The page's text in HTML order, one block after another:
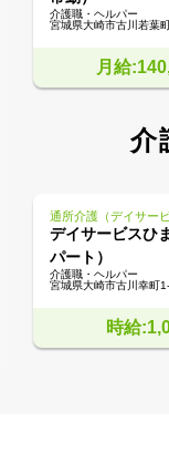
介護職・ヘルパー
宮城県大崎市古川若葉
月給
介
通所介護（デイサービ
デイサービスひ
パート）
介護職・ヘルパー
宮城県大崎市古川幸町
時給